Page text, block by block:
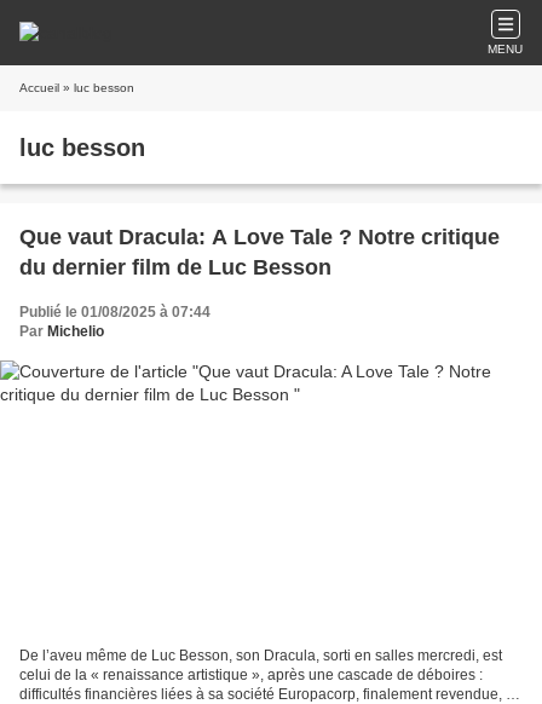
MENU
Accueil » luc besson
luc besson
Que vaut Dracula: A Love Tale ? Notre critique
du dernier film de Luc Besson
Publié le 01/08/2025 à 07:44
Par Michelio
De l’aveu même de Luc Besson, son Dracula, sorti en salles mercredi, est
celui de la « renaissance artistique », après une cascade de déboires :
difficultés financières liées à sa société Europacorp, finalement revendue, et